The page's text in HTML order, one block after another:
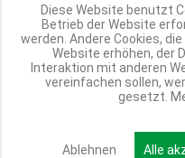
TOP
Werde Teil der
Verpasse nie wieder
Diese Website benutzt
Betrieb der Website
werden. Andere Cookies,
Website erhöhen, der
Interaktion mit anderen
vereinfachen sollen,
gesetzt.
Ablehnen Alle